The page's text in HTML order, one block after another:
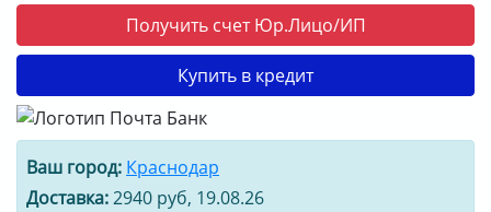
Получить счет Юр.Лицо/ИП
Купить в кредит
Ваш город: Краснодар
Доставка:2940 руб, 19.08.26